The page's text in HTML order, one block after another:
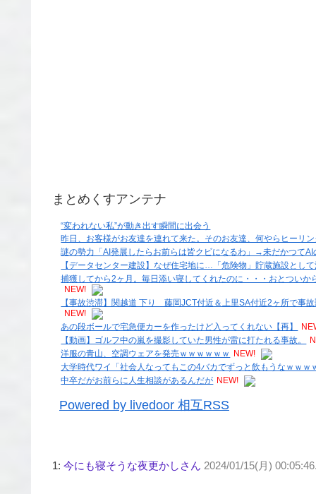
まとめくすアンテナ
“変われない私”が動き出す瞬間に出会う
昨日、お客様がお友達を連れて来た。そのお友達、何やらヒーリ
謎の勢力「AI発展したらお前らは皆クビになるわ」→未だかつて
【データセンター建設】なぜ住宅地に…「危険物」貯蔵施設とし
捕獲してから2ヶ月。毎日添い寝してくれたのに・・・おとつい
NEW!
【事故渋滞】関越道 下り 藤岡JCT付近＆上里SA付近2ヶ所で
NEW!
あの段ボールで宅急便カーを作ったけど入ってくれない【再】
【動画】ゴルフ中の嵐を撮影していた男性が雷に打たれる事故。
洋服の青山、空調ウェアを発売ｗｗｗｗｗｗ
NEW!
大学時代ワイ「社会人なってもこの4バカでずっと飲もうなｗｗｗ
中卒だがお前らに人生相談があるんだが NEW!
Powered by livedoor 相互RSS
1: 今にも寝そうな夜更かしさん 2024/01/15(月)